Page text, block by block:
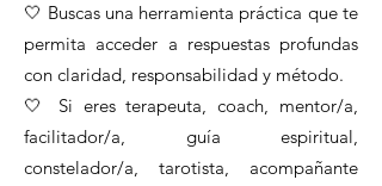
🤍 Buscas una herramienta práctica que te
permita acceder a respuestas profundas
con claridad, responsabilidad y método.
🤍 Si eres terapeuta, coach, mentor/a,
facilitador/a, guía espiritual,
constelador/a, tarotista, acompañante